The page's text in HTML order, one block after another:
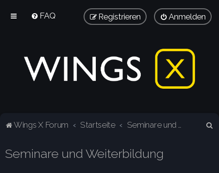
FAQ Anmelden
Registrieren
Wings X Forum Startseite
Seminare und Weiterbildung